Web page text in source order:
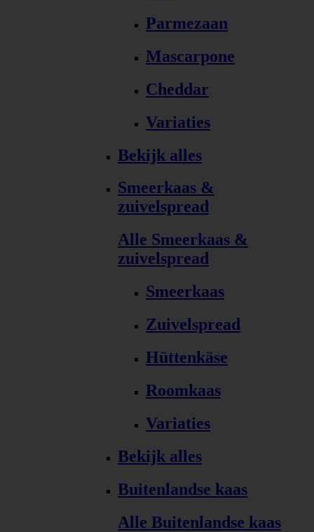
Parmezaan
Mascarpone
Cheddar
Variaties
Bekijk alles
Smeerkaas &
zuivelspread
Alle Smeerkaas &
zuivelspread
Smeerkaas
Zuivelspread
Hüttenkäse
Roomkaas
Variaties
Bekijk alles
Buitenlandse kaas
Alle Buitenlandse kaas